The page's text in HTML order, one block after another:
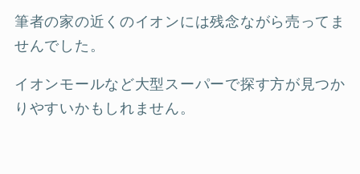
筆者の家の近くのイオンには残念ながら売ってま
せんでした。
イオンモールなど大型スーパーで探す方が見つか
りやすいかもしれません。